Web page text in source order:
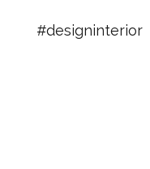
#designinterior